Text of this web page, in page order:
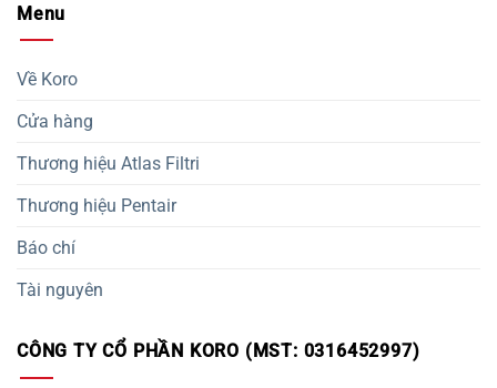
Menu
Về Koro
Cửa hàng
Thương hiệu Atlas Filtri
Thương hiệu Pentair
Báo chí
Tài nguyên
CÔNG TY CỔ PHẦN KORO (MST: 0316452997)